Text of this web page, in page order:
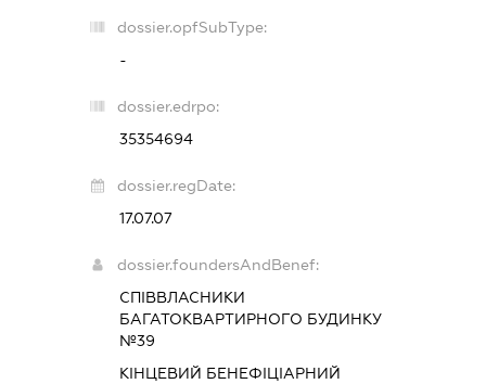
dossier.opfSubType:
-
dossier.edrpo:
35354694
dossier.regDate:
17.07.07
dossier.foundersAndBenef:
СПІВВЛАСНИКИ
БАГАТОКВАРТИРНОГО БУДИНКУ
№39
КІНЦЕВИЙ БЕНЕФІЦІАРНИЙ